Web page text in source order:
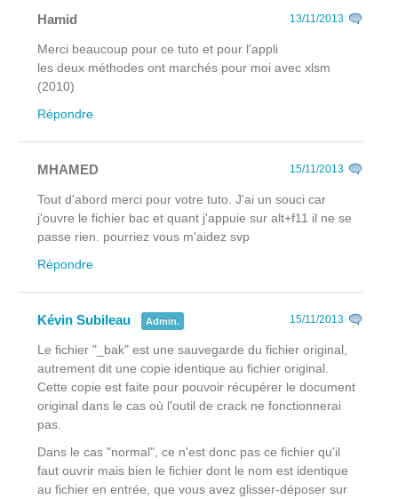
Hamid 13/11/2013
Merci beaucoup pour ce tuto et pour l'appli
les deux méthodes ont marchés pour moi avec xlsm
(2010)
Répondre
MHAMED 15/11/2013
Tout d'abord merci pour votre tuto. J'ai un souci car
j'ouvre le fichier bac et quant j'appuie sur alt+f11 il ne se
passe rien. pourriez vous m'aidez svp
Répondre
Kévin Subileau Admin. 15/11/2013
Le fichier "_bak" est une sauvegarde du fichier original,
autrement dit une copie identique au fichier original.
Cette copie est faite pour pouvoir récupérer le document
original dans le cas où l'outil de crack ne fonctionnerai
pas.
Dans le cas "normal", ce n'est donc pas ce fichier qu'il
faut ouvrir mais bien le fichier dont le nom est identique
au fichier en entrée, que vous avez glisser-déposer sur